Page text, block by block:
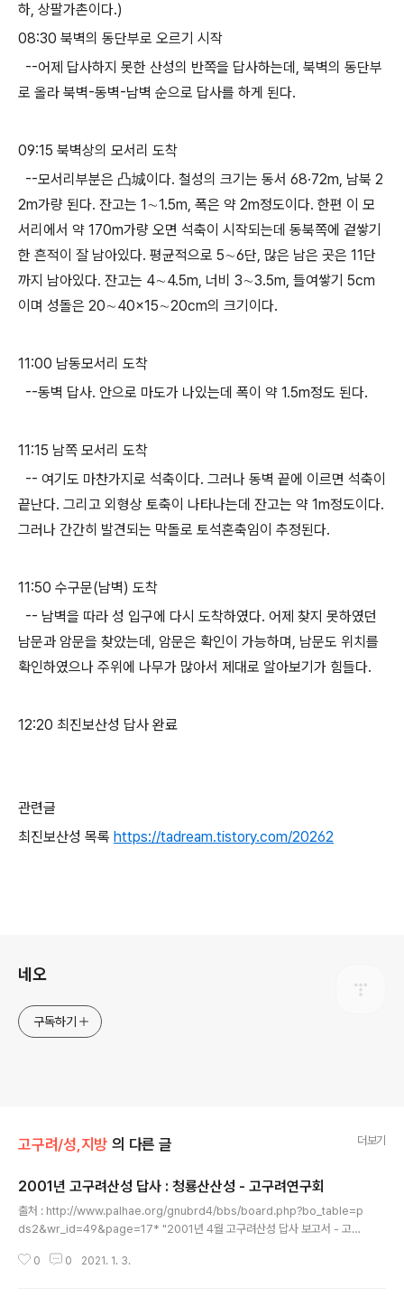
하, 상팔가촌이다.)
08:30 북벽의 동단부로 오르기 시작
--어제 답사하지 못한 산성의 반쪽을 답사하는데, 북벽의 동단부
로 올라 북벽-동벽-남벽 순으로 답사를 하게 된다.
09:15 북벽상의 모서리 도착
--모서리부분은 凸城이다. 철성의 크기는 동서 68·72m, 남북 2
2m가량 된다. 잔고는 1∼1.5m, 폭은 약 2m정도이다. 한편 이 모
서리에서 약 170m가량 오면 석축이 시작되는데 동북쪽에 겉쌓기
한 흔적이 잘 남아있다. 평균적으로 5∼6단, 많은 남은 곳은 11단
까지 남아있다. 잔고는 4∼4.5m, 너비 3∼3.5m, 들여쌓기 5cm
이며 성돌은 20∼40×15∼20cm의 크기이다.
11:00 남동모서리 도착
--동벽 답사. 안으로 마도가 나있는데 폭이 약 1.5m정도 된다.
11:15 남쪽 모서리 도착
-- 여기도 마찬가지로 석축이다. 그러나 동벽 끝에 이르면 석축이
끝난다. 그리고 외형상 토축이 나타나는데 잔고는 약 1m정도이다.
그러나 간간히 발견되는 막돌로 토석혼축임이 추정된다.
11:50 수구문(남벽) 도착
-- 남벽을 따라 성 입구에 다시 도착하였다. 어제 찾지 못하였던
남문과 암문을 찾았는데, 암문은 확인이 가능하며, 남문도 위치를
확인하였으나 주위에 나무가 많아서 제대로 알아보기가 힘들다.
12:20 최진보산성 답사 완료
관련글
최진보산성 목록 https://tadream.tistory.com/20262
네오
구독하기
고구려/성,지방 의 다른 글 더보기
2001년 고구려산성 답사 : 청룡산산성 - 고구려연구회
출처 : http://www.palhae.org/gnubrd4/bbs/board.php?bo_table=p
ds2&wr_id=49&page=17* "2001년 4월 고구려산성 답사 보고서 - 고구
산산성제2일(4월 14일, 토) 오전 : 鐵嶺縣 催陣堡鄕 靑龍山山城고구려연
0 0 2021. 1. 3.